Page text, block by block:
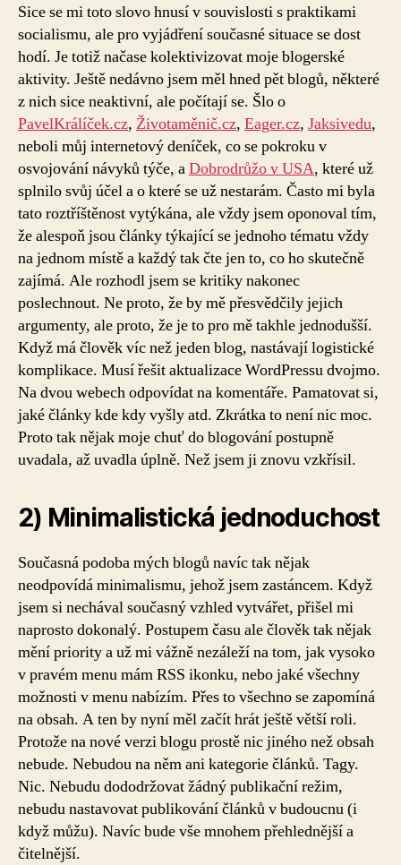
Sice se mi toto slovo hnusí v souvislosti s praktikami
socialismu, ale pro vyjádření současné situace se dost
hodí. Je totiž načase kolektivizovat moje blogerské
aktivity. Ještě nedávno jsem měl hned pět blogů, některé
z nich sice neaktivní, ale počítají se. Šlo o
PavelKrálíček.cz, Životaměnič.cz, Eager.cz, Jaksivedu,
neboli můj internetový deníček, co se pokroku v
osvojování návyků týče, aDobrodrůžo v USA, které už
splnilo svůj účel a o které se už nestarám. Často mi byla
tato roztříštěnost vytýkána, ale vždy jsem oponoval tím,
že alespoň jsou články týkající se jednoho tématu vždy
na jednom místě a každý tak čte jen to, co ho skutečně
zajímá. Ale rozhodl jsem se kritiky nakonec
poslechnout. Ne proto, že by mě přesvědčily jejich
argumenty, ale proto, že je to pro mě takhle jednodušší.
Když má člověk víc než jeden blog, nastávají logistické
komplikace. Musí řešit aktualizace WordPressu dvojmo.
Na dvou webech odpovídat na komentáře. Pamatovat si,
jaké články kde kdy vyšly atd. Zkrátka to není nic moc.
Proto tak nějak moje chuť do blogování postupně
uvadala, až uvadla úplně. Než jsem ji znovu vzkřísil.
2) Minimalistická jednoduchost
Současná podoba mých blogů navíc tak nějak
neodpovídá minimalismu, jehož jsem zastáncem. Když
jsem si nechával současný vzhled vytvářet, přišel mi
naprosto dokonalý. Postupem času ale člověk tak nějak
mění priority a už mi vážně nezáleží na tom, jak vysoko
v pravém menu mám RSS ikonku, nebo jaké všechny
možnosti v menu nabízím. Přes to všechno se zapomíná
na obsah. A ten by nyní měl začít hrát ještě větší roli.
Protože na nové verzi blogu prostě nic jiného než obsah
nebude. Nebudou na něm ani kategorie článků. Tagy.
Nic. Nebudu dododržovat žádný publikační režim,
nebudu nastavovat publikování článků v budoucnu (i
když můžu). Navíc bude vše mnohem přehlednější a
čitelnější.